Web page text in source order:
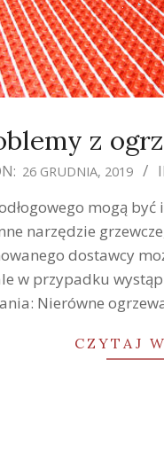
z
26 GRUDNIA, 2019
mogą
narzędzie
dostawcy
w przypadku
Nierówne
CZYTAJ